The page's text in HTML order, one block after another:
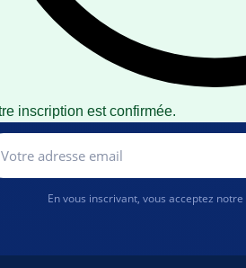
inscription est confirmée.
En vous inscrivant, vous acceptez notre